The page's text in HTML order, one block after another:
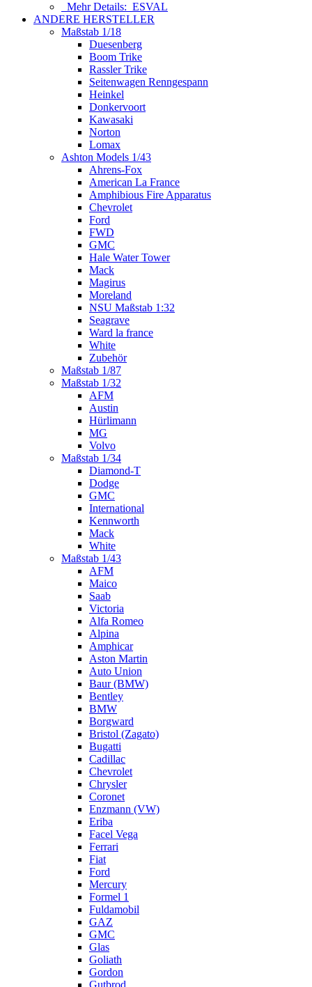
Mehr Details: ESVAL
ANDERE HERSTELLER
Maßstab 1/18
Duesenberg
Boom Trike
Rassler Trike
Seitenwagen Renngespann
Heinkel
Donkervoort
Kawasaki
Norton
Lomax
Ashton Models 1/43
Ahrens-Fox
American La France
Amphibious Fire Apparatus
Chevrolet
Ford
FWD
GMC
Hale Water Tower
Mack
Magirus
Moreland
NSU Maßstab 1:32
Seagrave
Ward la france
White
Zubehör
Maßstab 1/87
Maßstab 1/32
AFM
Austin
Hürlimann
MG
Volvo
Maßstab 1/34
Diamond-T
Dodge
GMC
International
Kennworth
Mack
White
Maßstab 1/43
AFM
Maico
Saab
Victoria
Alfa Romeo
Alpina
Amphicar
Aston Martin
Auto Union
Baur (BMW)
Bentley
BMW
Borgward
Bristol (Zagato)
Bugatti
Cadillac
Chevrolet
Chrysler
Coronet
Enzmann (VW)
Eriba
Facel Vega
Ferrari
Fiat
Ford
Mercury
Formel 1
Fuldamobil
GAZ
GMC
Glas
Goliath
Gordon
Gutbrod